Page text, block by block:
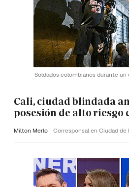
Soldados colombianos durante un
Cali, ciudad blindada
posesión de alto riesgo
Milton Merlo Corresponsal en Ciudad de